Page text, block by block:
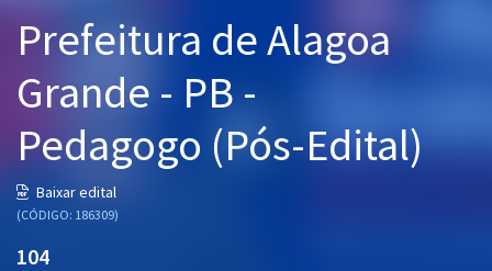
Cursos 20% OFF
Pós
Graduação
OAB
Prefeitura de Alagoa
Grande - PB -
Pedagogo (Pós-Edital)
Baixar edital
(CÓDIGO: 186309)
104